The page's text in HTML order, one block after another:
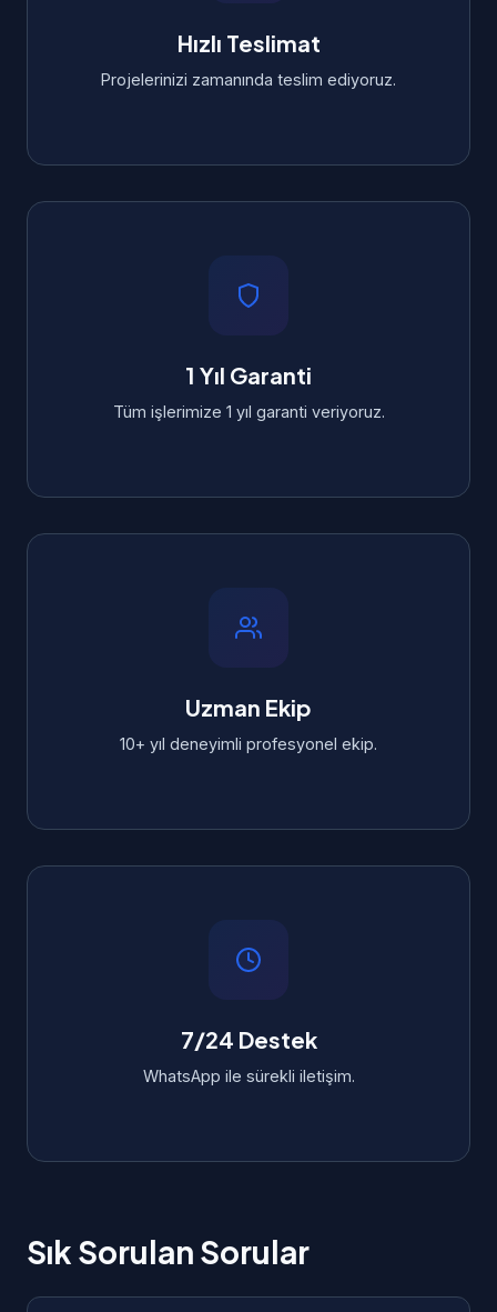
Hızlı Teslimat
Projelerinizi zamanında teslim ediyoruz.
1 Yıl Garanti
Tüm işlerimize 1 yıl garanti veriyoruz.
Uzman Ekip
10+ yıl deneyimli profesyonel ekip.
7/24 Destek
WhatsApp ile sürekli iletişim.
Sık Sorulan Sorular